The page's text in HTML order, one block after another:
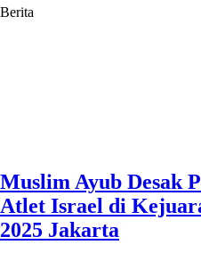
Berita
Muslim Ayub Desak
Atlet Israel di
2025 Jakarta